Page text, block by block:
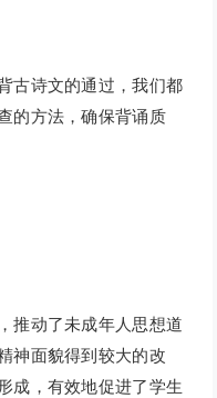
古诗文的通过，我们都
的方法，确保背诵质
推动了未成年人思想道
神面貌得到较大的改
成，有效地促进了学生